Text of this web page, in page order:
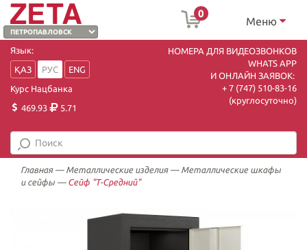
0
Меню
Язык:
ҚАЗ
РУС
ENG
Курс Нацбанка
469.93
5.71
НОМЕРА ДЛЯ ВИДЕОЗВОНКОВ
WHATS APP
И ОНЛАЙН ЗАЯВОК:
+ 7 (747) 510-83-16
(круглосуточно)
Главная— Металлические изделия— Металлические шкафы
и сейфы — Сейф "Т-Средний"